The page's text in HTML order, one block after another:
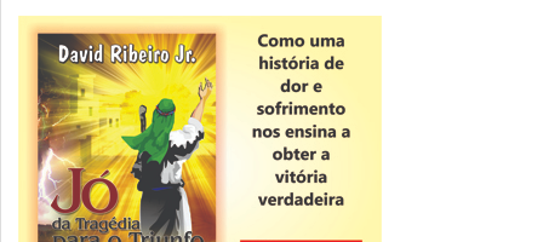
Novidade
CNPJ alfanumérico começa a ser emitido
nesta sexta
ver todas »